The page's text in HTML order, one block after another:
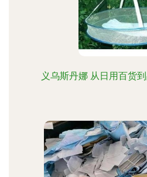
义乌斯丹娜 从日用百货